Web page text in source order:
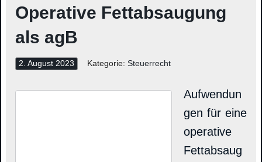
Operative Fettabsaugung
als agB
2. August 2023 Kategorie: Steuerrecht
Aufwendun
gen für eine
operative
Fettabsaug